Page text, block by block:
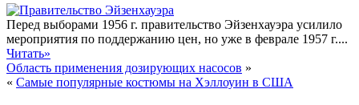
Перед выборами 1956 г. правительство Эйзенхауэра усилило
мероприятия по поддержанию цен, но уже в феврале 1957 г....
Читать»
Область применения дозирующих насосов »
« Самые популярные костюмы на Хэллоуин в США